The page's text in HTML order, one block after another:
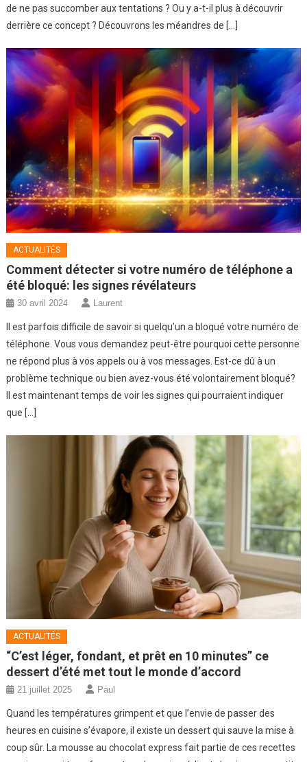
de ne pas succomber aux tentations ? Ou y a-t-il plus à découvrir
derrière ce concept ? Découvrons les méandres de […]
ACTUALITÉS
Comment détecter si votre numéro de téléphone a
été bloqué: les signes révélateurs
30 avril 2024 Laurent
Il est parfois difficile de savoir si quelqu’un a bloqué votre numéro de
téléphone. Vous vous demandez peut-être pourquoi cette personne
ne répond plus à vos appels ou à vos messages. Est-ce dû à un
problème technique ou bien avez-vous été volontairement bloqué?
Il est maintenant temps de voir les signes qui pourraient indiquer
que […]
ACTUALITÉS
“C’est léger, fondant, et prêt en 10 minutes” ce
dessert d’été met tout le monde d’accord
21 juillet 2025 Paul
Quand les températures grimpent et que l’envie de passer des
heures en cuisine s’évapore, il existe un dessert qui sauve la mise à
coup sûr. La mousse au chocolat express fait partie de ces recettes